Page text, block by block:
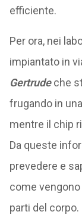
efficiente.
Per ora, nei
impiantato in
Gertrudeche
frugando in
mentre il chip
Da queste
prevedere e
come
parti del corpo.